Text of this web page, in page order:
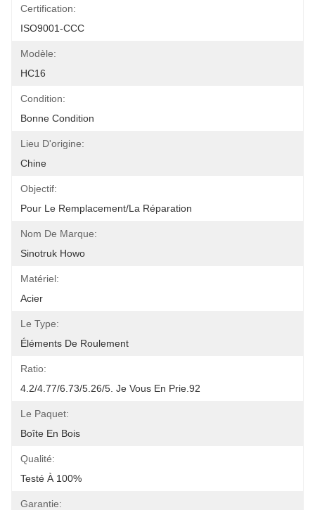
Certification:
ISO9001-CCC
Modèle:
HC16
Condition:
Bonne Condition
Lieu D'origine:
Chine
Objectif:
Pour Le Remplacement/la Réparation
Nom De Marque:
Sinotruk Howo
Matériel:
Acier
Le Type:
Éléments De Roulement
Ratio:
4.2/4.77/6.73/5.26/5. Je Vous En Prie.92
Le Paquet:
Boîte En Bois
Qualité:
Testé À 100%
Garantie: